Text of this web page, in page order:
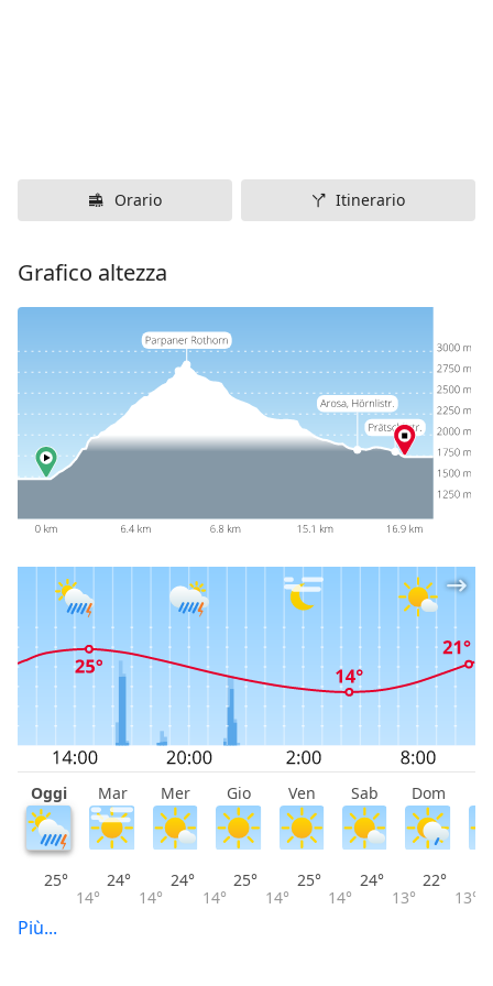
Orario Itinerario
Grafico altezza
Oggi Mar Mer Gio Ven Sab Dom
25°
14°
24°
14°
24°
14°
25°
14°
25°
14°
24°
13°
22°
13°
Più...